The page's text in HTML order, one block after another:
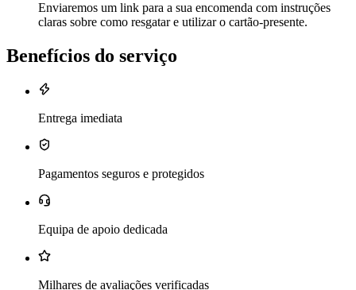
Enviaremos um link para a sua encomenda com instruções
claras sobre como resgatar e utilizar o cartão-presente.
Benefícios do serviço
Entrega imediata
Pagamentos seguros e protegidos
Equipa de apoio dedicada
Milhares de avaliações verificadas